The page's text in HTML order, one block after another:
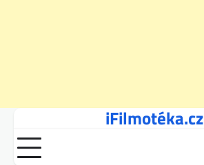
content
iFilmotéka.cz